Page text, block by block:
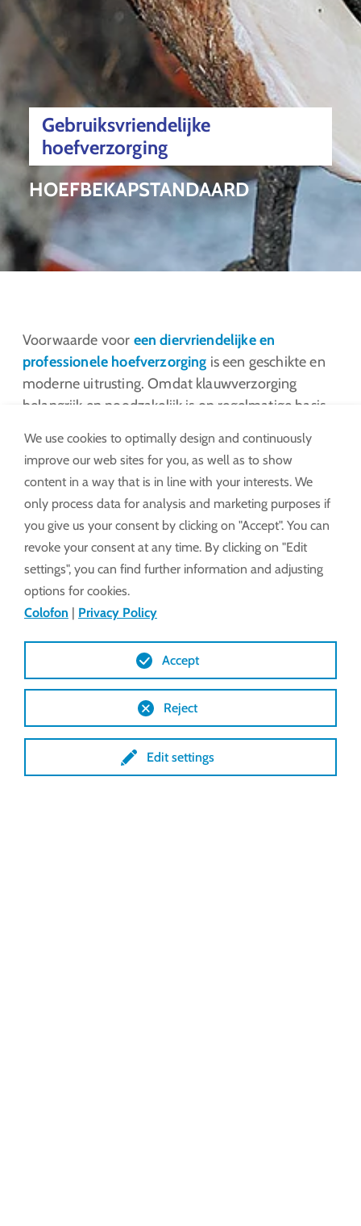
HOEFBEKAPSTANDAARD
Gebruiksvriendelijke
hoefverzorging
Voorwaarde voor een diervriendelijke en
professionele hoefverzorging is een geschikte en
moderne uitrusting. Omdat klauwverzorging
belangrijk en noodzakelijk is op regelmatige basis.
in lieren voor het hijsen van buikbanden.
Lock toegevoegde waarde
Productcombinatie
Perfecte zelfvergrendeling zorgt voor een
betere fixatie van de te behandelen koe
Aanzienlijke verhoging van de veiligheid
Handbediende zelfremmende tandwielen
We use cookies to optimally design and continuously
improve our web sites for you, as well as to show
content in a way that is in line with your interests. We
only process data for analysis and marketing purposes if
you give us your consent by clicking on "Accept". You can
revoke your consent at any time. By clicking on "Edit
settings", you can find further information and adjusting
options for cookies.
Colofon | Privacy Policy
Edit settings
Reject
Accept